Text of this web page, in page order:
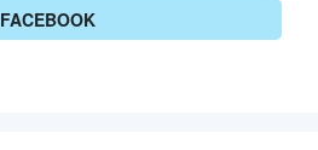
FACEBOOK